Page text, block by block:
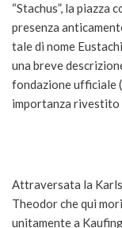
“Stachus”, la piazza
presenza
tale di nome
una breve
fondazione ufficiale
importanza
Attraversata la
Theodor che qui
unitamente a